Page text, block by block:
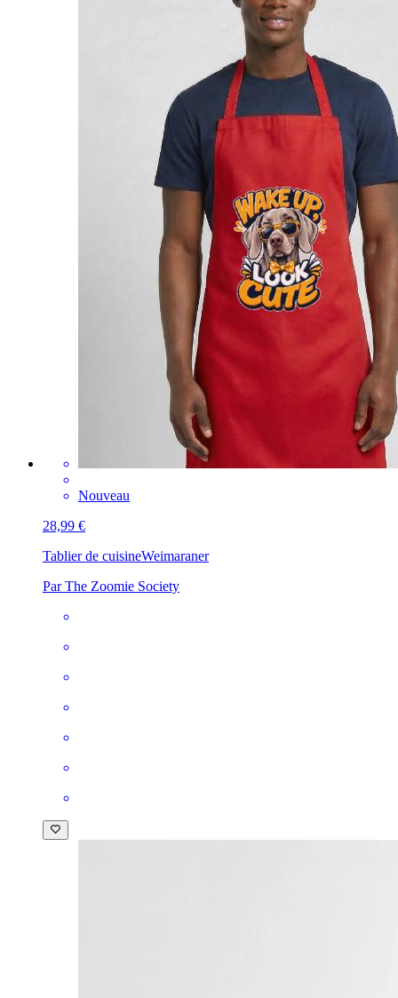
Nouveau
28,99 €
Tablier de cuisineWeimaraner
Par The Zoomie Society